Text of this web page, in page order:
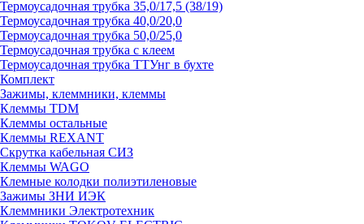
Термоусадочная трубка 35,0/17,5 (38/19)
Термоусадочная трубка 40,0/20,0
Термоусадочная трубка 50,0/25,0
Термоусадочная трубка с клеем
Термоусадочная трубка ТТУнг в бухте
Комплект
Зажимы, клеммники, клеммы
Клеммы TDM
Клеммы остальные
Клеммы REXANT
Скрутка кабельная СИЗ
Клеммы WAGO
Клемные колодки полиэтиленовые
Зажимы ЗНИ ИЭК
Клеммники Электротехник